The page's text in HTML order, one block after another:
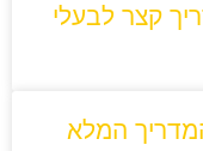
קצר לבעלי
המלא